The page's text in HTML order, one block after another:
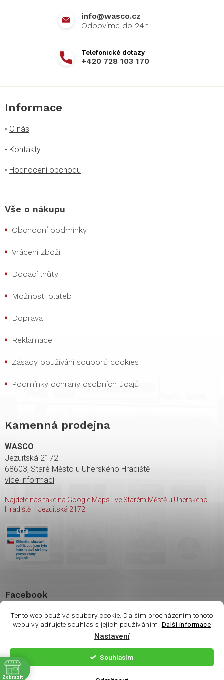
Tento web používá soubory cookie. Dalším procházením tohoto
webu vyjadřujete souhlas s jejich používáním. Další informace
Nastavení
Souhlasím
info@wasco.cz
+420 728 103 170
Informace
• O nás
• Kontakty
• Hodnocení obchodu
Vše o nákupu
Obchodní podmínky
Vrácení zboží
Dodací lhůty
Možnosti plateb
Doprava
Reklamace
Zásady používání souborů cookies
Podmínky ochrany osobních údajů
Kamenná prodejna
WASCO
Jezuitská 2172
68603, Staré Město u Uherského Hradiště
více informací
Najdete nás také na Google Maps - ve Starém Městě u Uherského
Hradiště – Jezuitská 2172.
Facebook
Vytvořil Shoptet | Nakódoval
Copyright 2026 shop Wasco. Všechna práva vyhrazena.
Zobrazit